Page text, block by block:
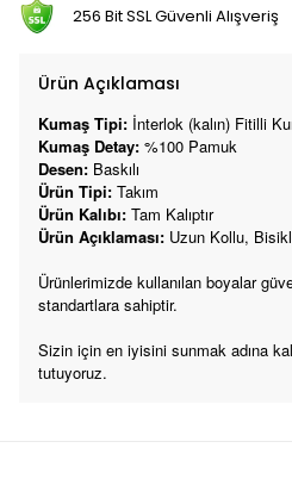
256 Bit SSL Güvenli Alışveriş
Ürün Açıklaması
Kumaş Tipi: İnterlok (kalın) Fitilli
Kumaş Detay: %100 Pamuk
Desen: Baskılı
Ürün Tipi: Takım
Ürün Kalıbı: Tam Kalıptır
Ürün Açıklaması: Uzun Kollu,
Ürünlerimizde kullanılan boyalar
standartlara sahiptir.
Sizin için en iyisini sunmak adına
tutuyoruz.